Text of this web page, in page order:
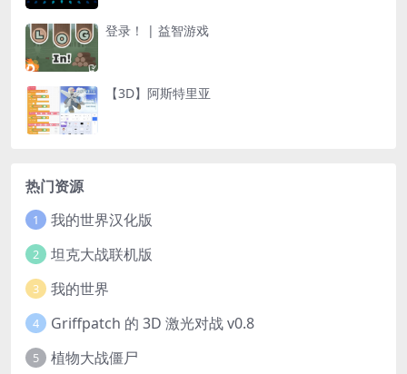
登录！ | 益智游戏
【3D】阿斯特里亚
热门资源
1 我的世界汉化版
2 坦克大战联机版
3 我的世界
4 Griffpatch 的 3D 激光对战 v0.8
5 植物大战僵尸